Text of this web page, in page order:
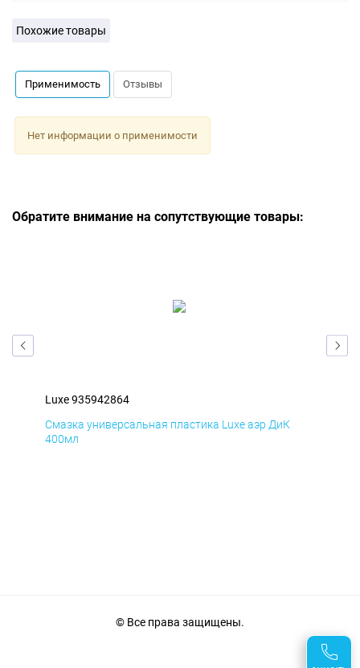
Похожие товары
Применимость Отзывы
Нет информации о применимости
Обратите внимание на сопутствующие товары:
Luxe 935942864
Смазка универсальная пластика Luxe аэр ДиК
400мл
© Все права защищены.